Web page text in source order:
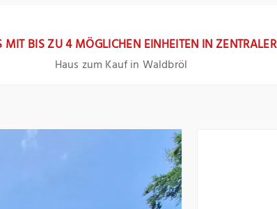
BIS ZU 4 MÖGLICHEN EINHEITEN IN
Haus zum Kauf in Waldbröl